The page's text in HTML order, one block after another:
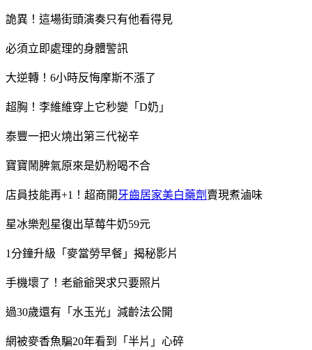
詭異！這場街頭演奏只有他看得見
必須立即處理的身體警訊
大逆轉！6小時反悔摩斯不漲了
超胸！李維維穿上它秒變「D奶」
泰豐一把火燒出第三代祕辛
寶寶鬧脾氣原來是奶粉喝不合
店員技能再+1！超商開 牙齒居家美白藥劑 賣現煮滷味
星冰樂剋星復出草莓牛奶59元
1分鐘升級「麥當勞早餐」揭秘影片
手機壞了！老爺爺哭求只要照片
過30歲還有「水玉光」減齡法公開
網被麥香魚騙20年看到「半片」心碎